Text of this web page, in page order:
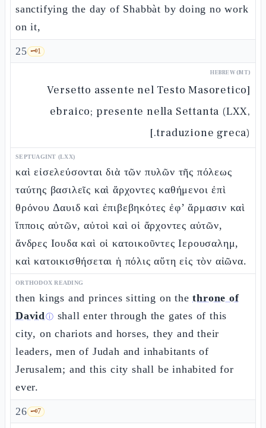
sanctifying the day of Shabbàt by doing no work
on it,
25 🗝️1
HEBREW (MT)
[Versetto assente nel Testo Masoretico
ebraico; presente nella Settanta (LXX,
traduzione greca).]
SEPTUAGINT (LXX)
καὶ εἰσελεύσονται διὰ τῶν πυλῶν τῆς πόλεως
ταύτης βασιλεῖς καὶ ἄρχοντες καθήμενοι ἐπὶ
θρόνου Δαυιδ καὶ ἐπιβεβηκότες ἐφ’ ἅρμασιν καὶ
ἵπποις αὐτῶν, αὐτοὶ καὶ οἱ ἄρχοντες αὐτῶν,
ἄνδρες Ιουδα καὶ οἱ κατοικοῦντες Ιερουσαλημ,
καὶ κατοικισθήσεται ἡ πόλις αὕτη εἰς τὸν αἰῶνα.
ORTHODOX READING
then kings and princes sitting on thethrone of
Davidⓘ shall enter through the gates of this
city, on chariots and horses, they and their
leaders, men of Judah and inhabitants of
Jerusalem; and this city shall be inhabited for
ever.
26 🗝️7